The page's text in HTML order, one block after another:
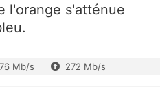
l'orange s'atténue
Mb/s 272 Mb/s